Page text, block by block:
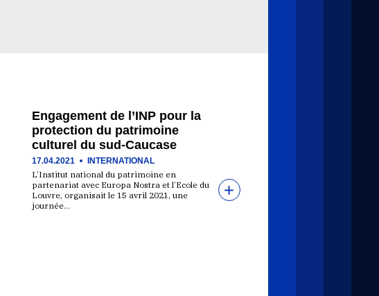
Engagement de l’INP pour la
protection du patrimoine
culturel du sud-Caucase
17.04.2021 INTERNATIONAL
L’Institut national du patrimoine en
partenariat avec Europa Nostra et l’Ecole du
Louvre, organisait le 15 avril 2021, une
journée…